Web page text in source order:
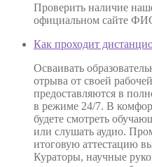
Проверить наличие
официальном сайте
Как проходит
Осваивать
отрыва от своей
предоставляются в
в режиме 24/7. В
будете смотреть
или слушать аудио.
итоговую аттестацию
Кураторы, научные